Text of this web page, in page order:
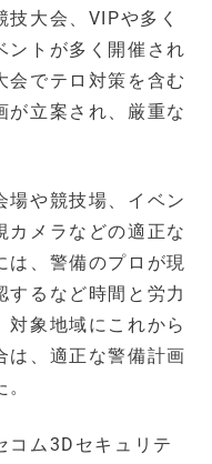
大会、VIPや多く
ントが多く開催され
会でテロ対策を含む
が立案され、厳重な
場や競技場、イベン
カメラなどの適正な
は、警備のプロが現
するなど時間と労力
対象地域にこれから
は、適正な警備計画
コム3Dセキュリテ